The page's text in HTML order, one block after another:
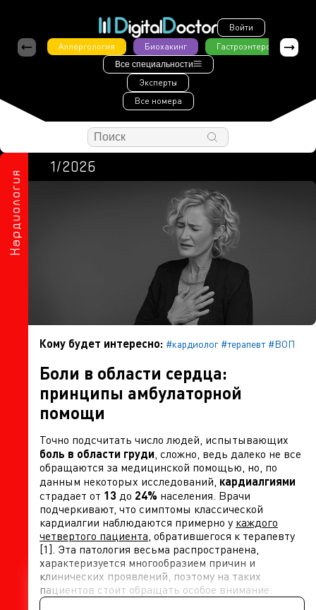
Войти
Аллергология
Биохакинг Гастроэнтерология
Все специальности
Эксперты
Все номера
Кардиология
1/2026
Кому будет интересно: #кардиолог #терапевт #ВОП
Боли в области сердца:
принципы амбулаторной
помощи
Точно подсчитать число людей, испытывающих
боль в области груди, сложно, ведь далеко не все
обращаются за медицинской помощью, но, по
данным некоторых исследований, кардиалгиями
страдает от 13 до 24% населения. Врачи
подчеркивают, что симптомы классической
кардиалгии наблюдаются примерно у каждого
четвертого пациента, обратившегося к терапевту
[1]. Эта патология весьма распространена,
характеризуется многообразием причин и
клинических проявлений, поэтому на таких
пациентов стоит обращать особое внимание.